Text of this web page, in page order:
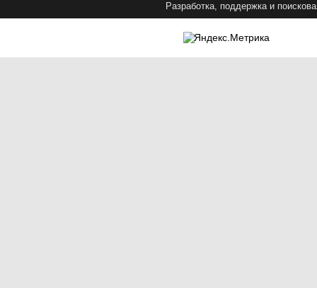
Разработка, поддержка и